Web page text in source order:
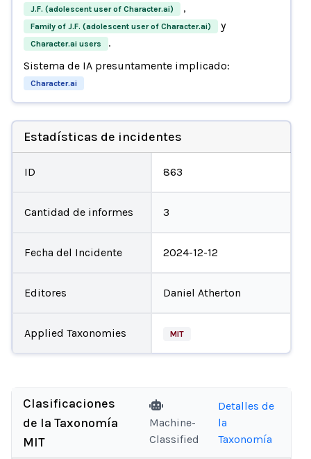
J.F. (adolescent user of Character.ai) ,
Family of J.F. (adolescent user of Character.ai) y
Character.ai users
.
Sistema de IA presuntamente implicado:
Character.ai
Estadísticas de incidentes
ID 863
Cantidad de informes 3
Fecha del Incidente 2024-12-12
Editores Daniel Atherton
Applied Taxonomies MIT
Clasificaciones
de la Taxonomía
MIT
Machine-
Classified
Detalles de
la
Taxonomía